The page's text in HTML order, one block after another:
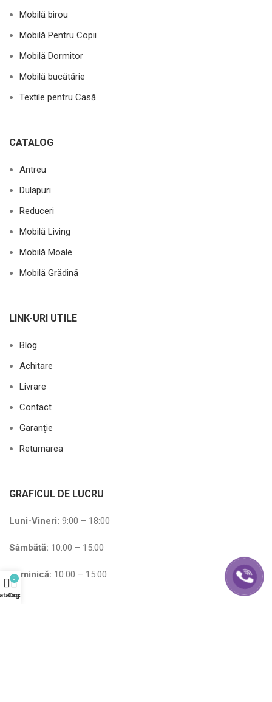
Mobilă birou
Mobilă Pentru Copii
Mobilă Dormitor
Mobilă bucătărie
Textile pentru Casă
CATALOG
Antreu
Dulapuri
Reduceri
Mobilă Living
Mobilă Moale
Mobilă Grădină
LINK-URI UTILE
Blog
Achitare
Livrare
Contact
Garanție
Returnarea
GRAFICUL DE LUCRU
Luni-Vineri: 9:00 – 18:00
Sâmbătă: 10:00 – 15:00
Duminică: 10:00 – 15:00
0
Coș